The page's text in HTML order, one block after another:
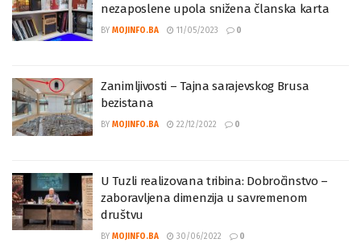
nezaposlene upola snižena članska karta
BY MOJINFO.BA 11/05/2023 0
Zanimljivosti – Tajna sarajevskog Brusa
bezistana
BY MOJINFO.BA 22/12/2022 0
U Tuzli realizovana tribina: Dobročinstvo –
zaboravljena dimenzija u savremenom
društvu
BY MOJINFO.BA 30/06/2022 0